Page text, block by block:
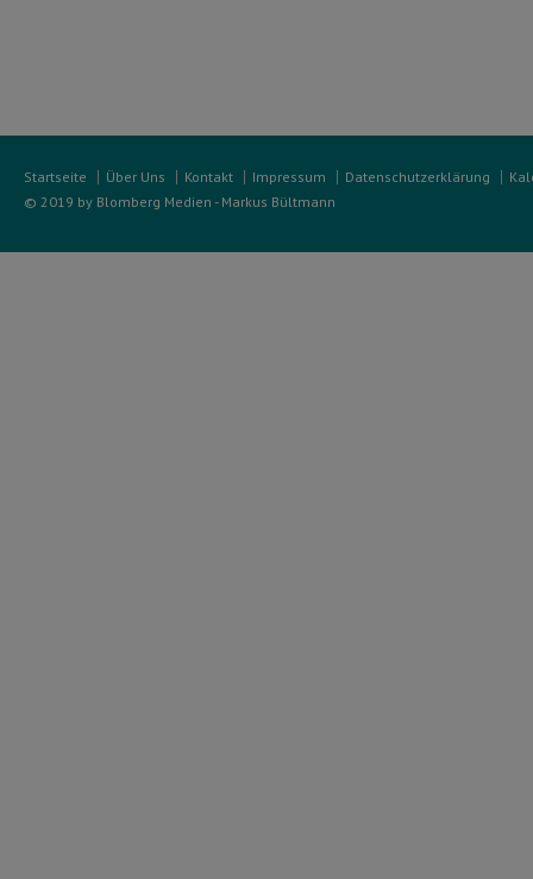
Startseite Über Uns Kontakt Impressum Datenschutzerklärung
© 2019 by Blomberg Medien - Markus Bültmann